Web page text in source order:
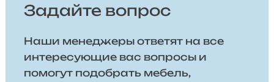
Задайте вопрос
Наши менеджеры ответят на все
интересующие вас вопросы и
помогут подобрать мебель,